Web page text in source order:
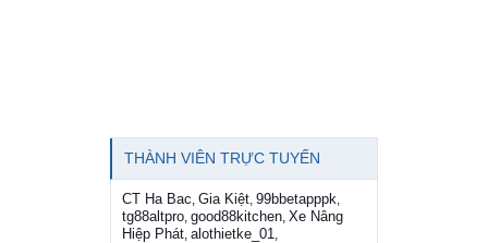
THÀNH VIÊN TRỰC TUYẾN
CT Ha Bac Gia Kiệt 99bbetapppk
tg88altpro good88kitchen Xe Nâng
Hiệp Phát alothietke_01